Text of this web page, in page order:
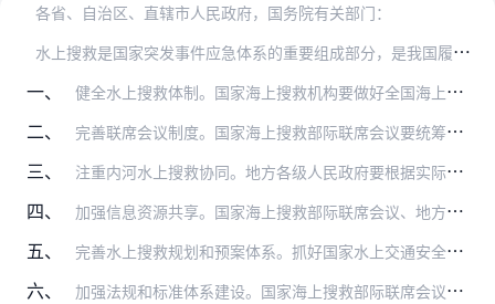
各省、自治区、直辖市人民政府，国务院有关部门：
水
上搜救是国家突发事件应急体系的重要组成部分，是我国履行国际公约的重要内容，对保障人民群众生命财产安全、保护海洋生态环境、服务国家发展战略、提升国际影响力具有重…
一、
健全水上搜救体制。国家海上搜救机构要做好全国海上搜救和船舶污染应急工作的统一组织、协调，制定完善工作预案和规章制度，指导地方开展有关工作。地方各级人民政府要落实…
二、 完善联席会议制度。国家海上搜救部际联席会议要统筹全国海上搜救和船舶污染应急反应工作，发挥好联席会议、联络员会议、紧急会商、联合演习、专家咨询等优势。交通运输部要…
三、 注重内河水上搜救协同。地方各级人民政府要根据实际建立适应需求、科学部署的应急值守动态调整机制，区域联动、行业协同的联合协作机制，加快推进内河巡航救助一体化建设，…
四、 加强信息资源共享。国家海上搜救部际联席会议、地方各级水上搜救联席会议的成员单位，要充分利用交通运输、工业和信息化、自然资源、水利、应急管理、气象等部门资源，提升…
五、 完善水上搜救规划和预案体系。抓好国家水上交通安全监管和救助系统布局规划、国家重大海上溢油应急能力建设规划的落实。加强国家海上搜救应急预案和国家重大海上溢油应急处…
六、 加强法规和标准体系建设。国家海上搜救部际联席会议要推动完善海上搜救相关法规规章，明确海上搜救工作责任，指导各级水上搜救机构制定和完善水上搜救值班值守、平台建设、…